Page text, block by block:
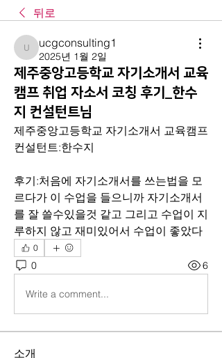
뒤로
ucgconsulting1
ucgconsulting1
2025년 1월 2일
제주중앙고등학교 자기소개서 교육
캠프 취업 자소서 코칭 후기_한수
지 컨설턴트님
제주중앙고등학교 자기소개서 교육캠프
컨설턴트:한수지
후기:처음에 자기소개서를 쓰는법을 모
르다가 이 수업을 들으니까 자기소개서
를 잘 쓸수있을것 같고 그리고 수업이 지
루하지 않고 재미있어서 수업이 좋았다
0
0 6
Write a comment...
소개